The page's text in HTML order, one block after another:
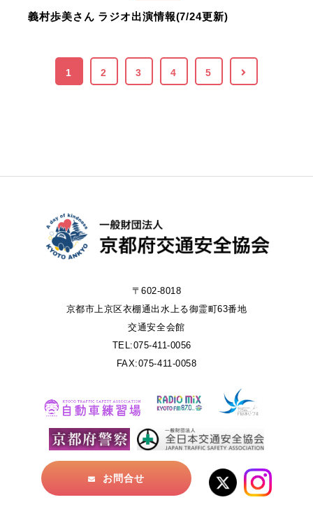
義村歩美さん ラジオ出演情報(7/24更新)
1 2 3 4 5
〒602-8018
京都市上京区衣棚通出水上る御霊町63番地
交通安全会館
TEL:075-411-0056
FAX:075-411-0058
お問合せ